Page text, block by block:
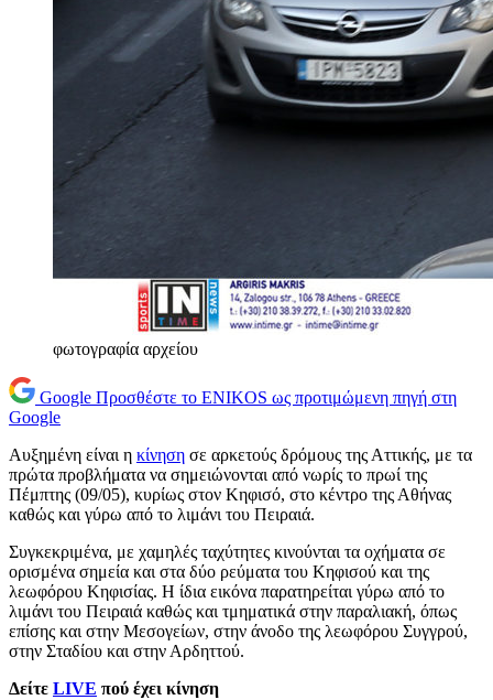
φωτογραφία αρχείου
Google Προσθέστε το ENIKOS ως προτιμώμενη πηγή στη
Google
Αυξημένη είναι η κίνηση σε αρκετούς δρόμους της Αττικής, με τα
πρώτα προβλήματα να σημειώνονται από νωρίς το πρωί της
Πέμπτης (09/05), κυρίως στον Κηφισό, στο κέντρο της Αθήνας
καθώς και γύρω από το λιμάνι του Πειραιά.
Συγκεκριμένα, με χαμηλές ταχύτητες κινούνται τα οχήματα σε
ορισμένα σημεία και στα δύο ρεύματα του Κηφισού και της
λεωφόρου Κηφισίας. Η ίδια εικόνα παρατηρείται γύρω από το
λιμάνι του Πειραιά καθώς και τμηματικά στην παραλιακή, όπως
επίσης και στην Μεσογείων, στην άνοδο της λεωφόρου Συγγρού,
στην Σταδίου και στην Αρδηττού.
Δείτε LIVE πού έχει κίνηση